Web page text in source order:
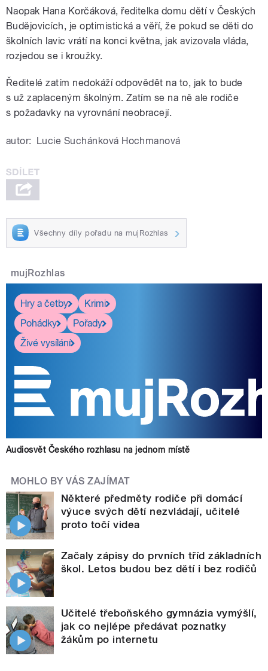
Naopak Hana Korčáková, ředitelka domu dětí v Českých
Budějovicích, je optimistická a věří, že pokud se děti do
školních lavic vrátí na konci května, jak avizovala vláda,
rozjedou se i kroužky.
Ředitelé zatím nedokáží odpovědět na to, jak to bude
s už zaplaceným školným. Zatím se na ně ale rodiče
s požadavky na vyrovnání neobracejí.
autor: Lucie Suchánková Hochmanová
Všechny díly pořadu na mujRozhlas
mujRozhlas
Hry a četby
Krimi
Pohádky
Pořady
Živé vysílání
Audiosvět Českého rozhlasu na jednom místě
MOHLO BY VÁS ZAJÍMAT
Některé předměty rodiče při domácí
výuce svých dětí nezvládají, učitelé
proto točí videa
Začaly zápisy do prvních tříd základních
škol. Letos budou bez dětí i bez rodičů
Učitelé třeboňského gymnázia vymýšlí,
jak co nejlépe předávat poznatky
žákům po internetu